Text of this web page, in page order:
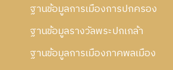
ฐานข้อมูลการเมืองการปกครอง
ฐานข้อมูลรางวัลพระปกเกล้า
ฐานข้อมูลการเมืองภาคพลเมือง